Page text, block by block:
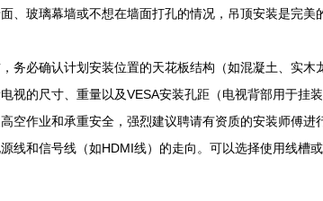
、玻璃幕墙或不想在墙面打孔的情况，吊顶安装是完美
务必确认计划安装位置的天花板结构（如混凝土、实
电视的尺寸、重量以及VESA安装孔距（电视背部用于挂
高空作业和承重安全，强烈建议聘请有资质的安装师傅进
源线和信号线（如HDMI线）的走向。可以选择使用线槽